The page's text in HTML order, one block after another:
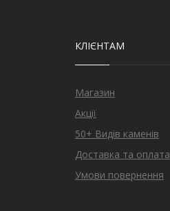
КЛІЄНТАМ
Магазин
Акції
50+ Видів каменів
Доставка та оплата
Умови повернення